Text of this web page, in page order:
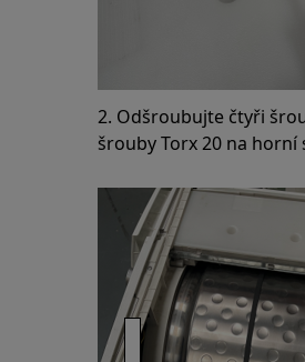
2. Odšroubujte čtyři
šrouby Torx 20 na